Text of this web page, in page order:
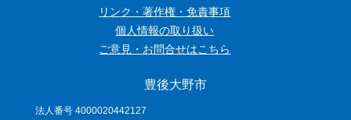
リンク・著作権・免責事項
個人情報の取り扱い
ご意見・お問合せはこちら
豊後大野市
法人番号 4000020442127